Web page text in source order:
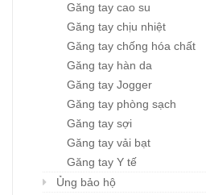
Găng tay cao su
Găng tay chịu nhiệt
Găng tay chống hóa chất
Găng tay hàn da
Găng tay Jogger
Găng tay phòng sạch
Găng tay sợi
Găng tay vải bạt
Găng tay Y tế
Ủng bảo hộ